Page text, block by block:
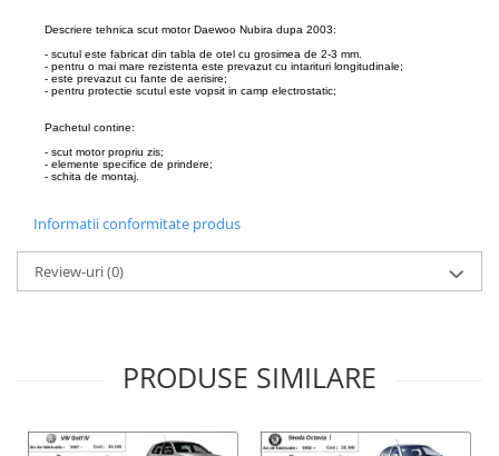
Carlige Jeep
Carlige Kia EV5
Carlige Lada
Carlige Lancia
Carlige Land Rover
Carlige Mercedes
Descriere tehnica scut motor Daewoo Nubira dupa 2003:
- scutul este fabricat din tabla de otel cu grosimea de 2-3 mm.
- pentru o mai mare rezistenta este prevazut cu intarituri longitudinale;
- este prevazut cu fante de aerisire;
- pentru protectie scutul este vopsit in camp electrostatic;
Pachetul contine:
- scut motor propriu zis;
- elemente specifice de prindere;
- schita de montaj.
Informatii conformitate produs
Review-uri(0)
PRODUSE SIMILARE